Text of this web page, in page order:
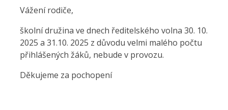
Vážení rodiče,
školní družina ve dnech ředitelského volna 30. 10.
2025 a 31.10. 2025 z důvodu velmi malého počtu
přihlášených žáků, nebude v provozu.
Děkujeme za pochopení